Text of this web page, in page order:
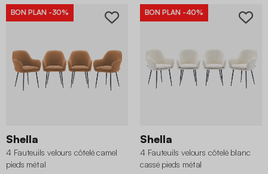
BON PLAN -30%
Shella
4 Fauteuils velours côtelé camel
pieds métal
BON PLAN -40%
Shella
4 Fauteuils velours côtelé blanc
cassé pieds métal